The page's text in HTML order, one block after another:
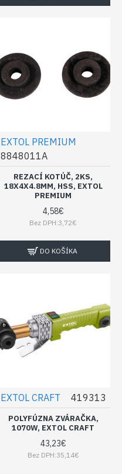
EXTOL PREMIUM
8848011A
REZACÍ KOTÚČ, 2KS,
18X4X4.8MM, HSS, EXTOL
PREMIUM
4,58€
Bez DPH:3,72€
DO KOŠÍKA
EXTOL CRAFT 419313
POLYFÚZNA ZVÁRAČKA,
1070W, EXTOL CRAFT
43,23€
Bez DPH:35,14€